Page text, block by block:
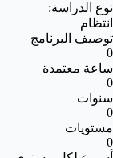
نوع الدراسة:
انتظام
توصيف البرنامج
0
ساعة معتمدة
0
سنوات
0
مستويات
0